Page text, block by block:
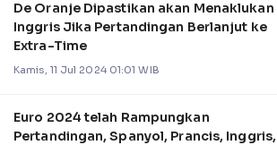
De Oranje Dipastikan akan Menaklukan
Inggris Jika Pertandingan Berlanjut ke
Extra-Time
Kamis, 11 Jul 2024 01:01 WIB
Euro 2024 telah Rampungkan
Pertandingan, Spanyol, Prancis, Inggris,